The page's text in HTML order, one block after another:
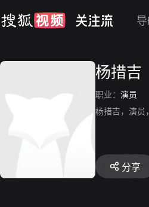
杨措吉
职业： 演员
杨措吉，演员
分享